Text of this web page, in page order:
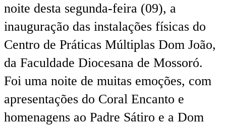
noite desta segunda-feira (09), a
inauguração das instalações físicas do
Centro de Práticas Múltiplas Dom João,
da Faculdade Diocesana de Mossoró.
Foi uma noite de muitas emoções, com
apresentações do Coral Encanto e
homenagens ao Padre Sátiro e a Dom